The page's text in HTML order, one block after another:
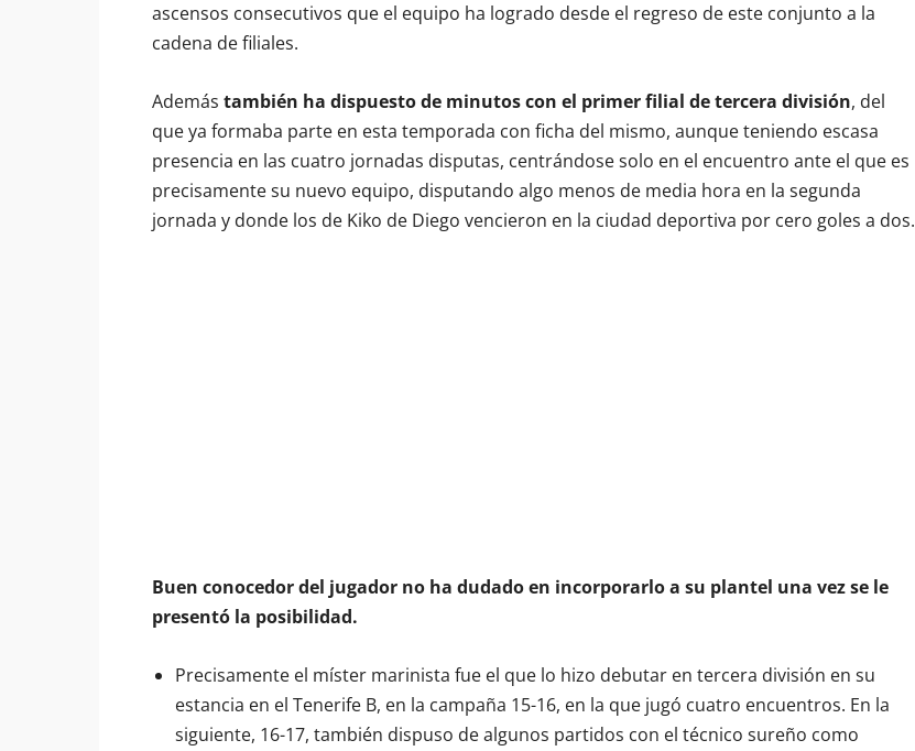
ascensos consecutivos que el equipo ha logrado desde el regreso de este conjunto a la
cadena de filiales.
Además también ha dispuesto de minutos con el primer filial de tercera división, del
que ya formaba parte en esta temporada con ficha del mismo, aunque teniendo escasa
presencia en las cuatro jornadas disputas, centrándose solo en el encuentro ante el que es
precisamente su nuevo equipo, disputando algo menos de media hora en la segunda
jornada y donde los de Kiko de Diego vencieron en la ciudad deportiva por cero goles a dos.
Buen conocedor del jugador no ha dudado en incorporarlo a su plantel una vez se le
presentó la posibilidad.
Precisamente el míster marinista fue el que lo hizo debutar en tercera división en su
estancia en el Tenerife B, en la campaña 15-16, en la que jugó cuatro encuentros. En la
siguiente, 16-17, también dispuso de algunos partidos con el técnico sureño como